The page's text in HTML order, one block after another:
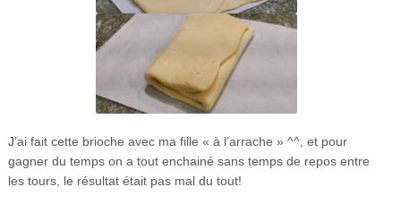
J’ai fait cette brioche avec ma fille « à l’arrache » ^^, et pour
gagner du temps on a tout enchainé sans temps de repos entre
les tours, le résultat était pas mal du tout!